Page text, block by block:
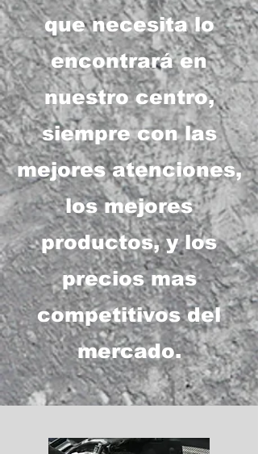
que necesita lo
encontrará en
nuestro centro,
siempre con las
mejores atenciones,
los mejores
productos, y los
precios mas
competitivos del
mercado.